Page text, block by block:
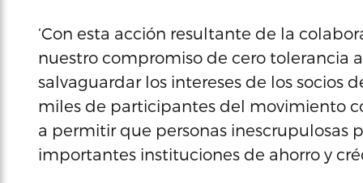
‘Con esta acción resultante de la
nuestro compromiso de cero tolerancia
salvaguardar los intereses de los socios
miles de participantes del movimiento
a permitir que personas inescrupulosas
importantes instituciones de ahorro y